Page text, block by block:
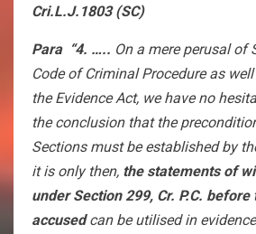
Cri.L.J.1803 (SC)
Para “4. ….. On a mere perusal of
Code of Criminal Procedure as
the Evidence Act, we have no
the conclusion that the
Sections must be established by
it is only then, the statements of
under Section 299, Cr. P.C.
accusedcan be utilised in